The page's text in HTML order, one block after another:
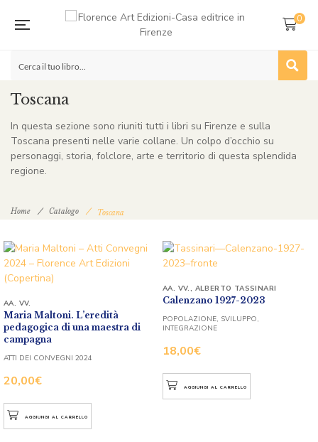
0
Toscana
In questa sezione sono riuniti tutti i libri su Firenze e sulla
Toscana presenti nelle varie collane. Un colpo d’occhio su
personaggi, storia, folclore, arte e territorio di questa splendida
regione.
Home Catalogo Toscana
Maria Maltoni. L’eredità
pedagogica di una maestra di
campagna
20,00€
AA. VV.
ATTI DEI CONVEGNI 2024
AGGIUNGI AL CARRELLO
Calenzano 1927-2023
18,00€
AA. VV., ALBERTO TASSINARI
POPOLAZIONE, SVILUPPO,
INTEGRAZIONE
AGGIUNGI AL CARRELLO